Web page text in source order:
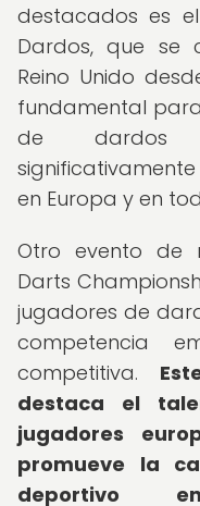
destacados es
Dardos, que se
Reino Unido
fundamental
de dardos
en Europa y en
Otro evento de
Darts
jugadores de
competencia
competitiva.
destaca el
jugadores
promueve la
deportivo